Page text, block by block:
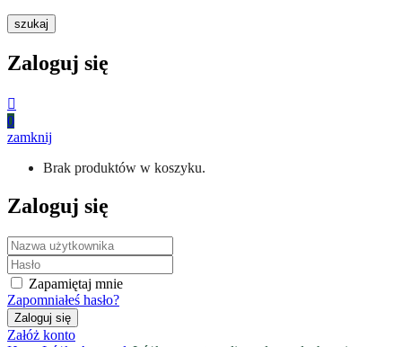
szukaj
Zaloguj się
0
zamknij
Brak produktów w koszyku.
Zaloguj się
Zapamiętaj mnie
Zapomniałeś hasło?
Załóż konto